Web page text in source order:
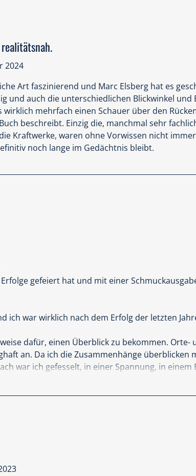
2024
Art faszinierend und Marc Elsberg hat es
und auch die unterschiedlichen Blickwinkel und
mehrfach einen Schauer über den
beschreibt. Einzig die, manchmal sehr
Kraftwerke, waren ohne Vorwissen nicht
noch lange im Gedächtnis bleibt.
gefeiert hat und mit einer
ich war wirklich nach dem Erfolg der letzten
dafür, einen Überblick zu bekommen. Orte-
an. Da ich die Zusammenhänge überblicken
war ich gefesselt, in einer Spannung, in
im wirklichen Leben auftauchen könne. Marc
dem Leser auf ein Tablett zu servieren,
der Serie abgebildet. Und der farbige